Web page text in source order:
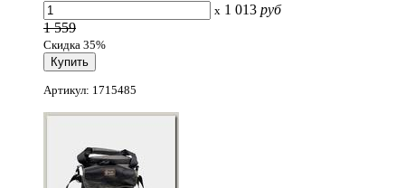
x 1 013 руб
1 559
Скидка 35%
Артикул: 1715485